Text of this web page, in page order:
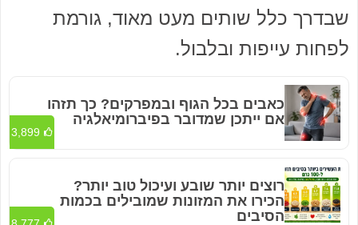
שבדרך כלל שותים מעט מאוד, גורמת
לפחות עייפות ובלבול.
כאבים בכל הגוף ובמפרקים? כך תזהו
אם ייתכן שמדובר בפיברומיאלגיה
3,899
רוצים יותר שובע ועיכול טוב יותר?
הכירו את המזונות שמובילים בכמות
הסיבים